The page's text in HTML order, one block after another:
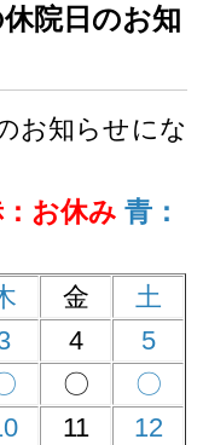
院日のお知
お知らせにな
お休み 青：
金
土
4
5
〇
〇
11
12